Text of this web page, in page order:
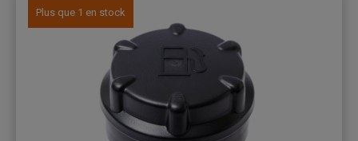
Plus que 1 en stock